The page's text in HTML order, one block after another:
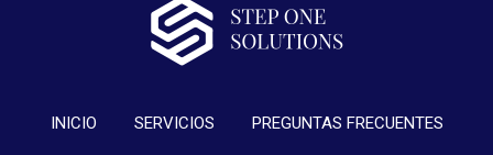
INICIO SERVICIOS PREGUNTAS FRECUENTES